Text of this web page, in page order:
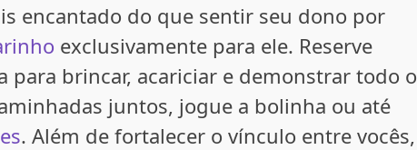
encantado do que sentir seu dono por
exclusivamente para ele. Reserve
para brincar, acariciar e demonstrar todo o
juntos, jogue a bolinha ou até
. Além de fortalecer o vínculo entre vocês,